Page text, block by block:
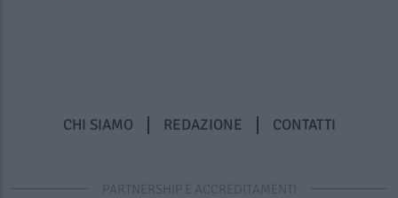
CHI SIAMO REDAZIONE CONTATTI
PARTNERSHIP E ACCREDITAMENTI